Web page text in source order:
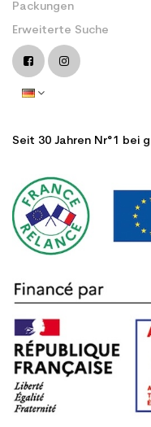
Packungen
Erweiterte Suche
Seit 30 Jahren Nr°1 bei